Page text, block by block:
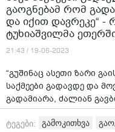
გაოგნებამ რომ
და იქით დავრეკე“ -
ტუხიაშვილმა
21:43 / 19-06-2023
“გუშინაც ასეთი ზარი
საქმეები გადავდე და
გადამიარა, ძალიან
რა ისტორია
ტეგები: გამოკითხვა